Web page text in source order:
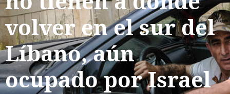
volver en el sur del
Líbano, aún
ocupado por Israel